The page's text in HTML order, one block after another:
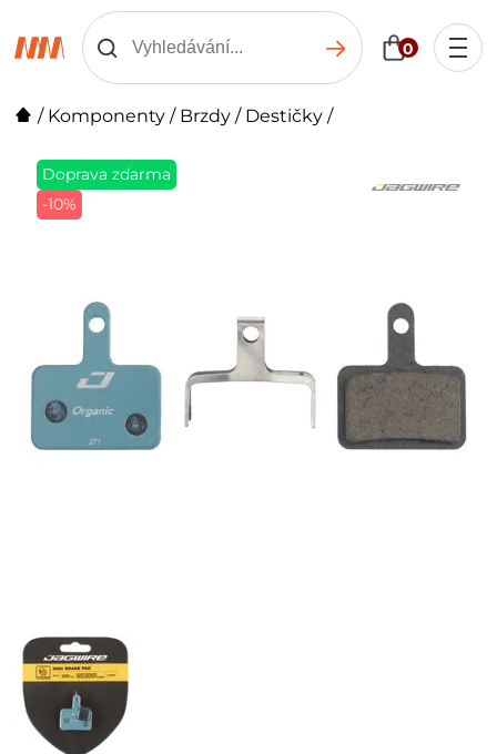
0
/ Komponenty / Brzdy / Destičky /
Doprava zdarma
-10%